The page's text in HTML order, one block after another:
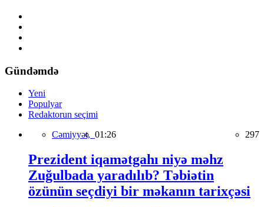
Gündəmdə
Yeni
Populyar
Redaktorun seçimi
Cəmiyyət, 01:26 297
Prezident iqamətgahı niyə məhz
Zuğulbada yaradılıb? Təbiətin
özünün seçdiyi bir məkanın tarixçəsi